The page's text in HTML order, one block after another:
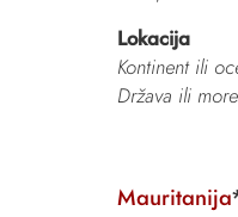
Lokacija
Kontinent ili
Država ili
Mauritanija